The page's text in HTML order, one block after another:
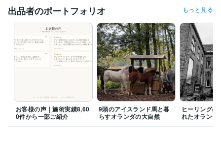
o'ce』ヒーリング特集掲載
得意分野
占い 開運ヒーリング 恋愛ヒーリング 金運ヒーリング 願望成就ヒ
ーリング
1989年3月 ~ 1995年3月
語学力
英語 ネイティブレベル
タイ語 日常会話レベル
ロシア語 日常会話レベル
出品者のポートフォリオ もっと見る
お客様の声｜施術実績8,60
0件から一部ご紹介
9頭のアイスランド馬と暮
らすオランダの大自然
ヒーリングの
れたオランダ